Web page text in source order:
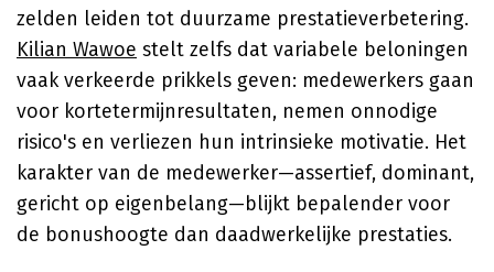
zelden leiden tot duurzame prestatieverbetering.
Kilian Wawoe stelt zelfs dat variabele beloningen
vaak verkeerde prikkels geven: medewerkers gaan
voor kortetermijnresultaten, nemen onnodige
risico's en verliezen hun intrinsieke motivatie. Het
karakter van de medewerker—assertief, dominant,
gericht op eigenbelang—blijkt bepalender voor
de bonushoogte dan daadwerkelijke prestaties.